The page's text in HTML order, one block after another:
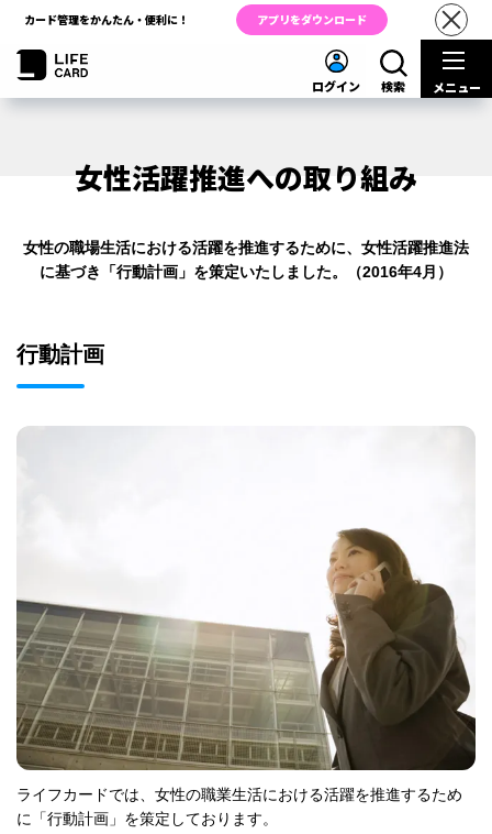
カード管理をかんたん・便利に！ アプリをダウンロード
ログイン 検索 メニュー
女性活躍推進への取り組み
女性の職場生活における活躍を推進するために、女性活躍推進法
に基づき「行動計画」を策定いたしました。（2016年4月）
行動計画
ライフカードでは、女性の職業生活における活躍を推進するため
に「行動計画」を策定しております。